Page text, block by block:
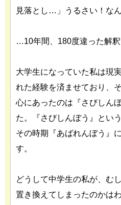
見落とし…」うるさい！なん
…10年間、180度違った解釈
大学生になっていた私は現
れた経験を済ませており、
心にあったのは『さびしん
た。『さびしんぼう』とい
その時期『あばれんぼう』
す。
どうして中学生の私が、む
置き換えてしまったのかは